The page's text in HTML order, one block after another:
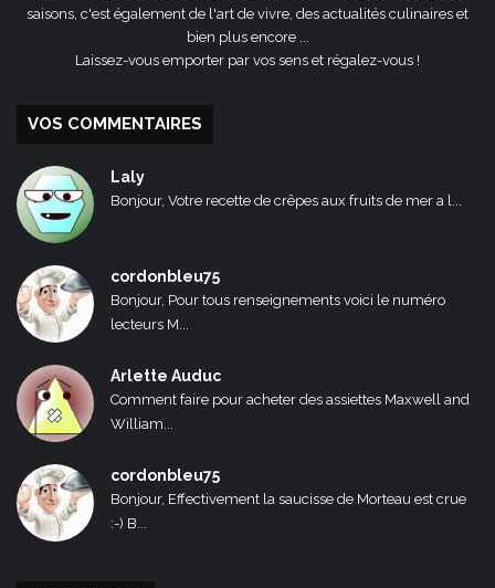
saisons, c'est également de l'art de vivre, des actualités culinaires et
bien plus encore ...
Laissez-vous emporter par vos sens et régalez-vous !
VOS COMMENTAIRES
Laly
Bonjour, Votre recette de crêpes aux fruits de mer a l...
cordonbleu75
Bonjour, Pour tous renseignements voici le numéro
lecteurs M...
Arlette Auduc
Comment faire pour acheter des assiettes Maxwell and
William...
cordonbleu75
Bonjour, Effectivement la saucisse de Morteau est crue
:-) B...